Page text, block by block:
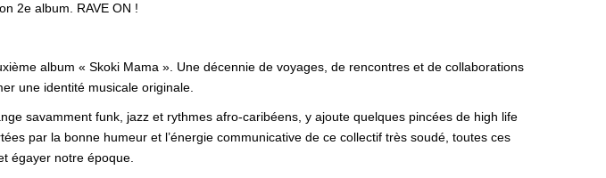
2e album. RAVE ON !
album « Skoki Mama ». Une décennie de voyages, de rencontres et de collaborations
une identité musicale originale.
savamment funk, jazz et rythmes afro-caribéens, y ajoute quelques pincées de high life
par la bonne humeur et l’énergie communicative de ce collectif très soudé, toutes ces
égayer notre époque.